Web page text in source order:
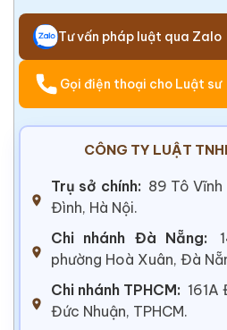
Tư vấn pháp luật qua Zalo
Gọi điện thoại cho Luật sư
CÔNG TY LUẬT
Trụ sở chính: 89 Tô Vĩnh
Đình, Hà Nội.
Chi nhánh Đà Nẵng:
phường Hoà Xuân, Đà
Chi nhánh TPHCM: 161A
Đức Nhuận, TPHCM.